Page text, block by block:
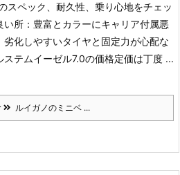
スペック、耐久性、乗り心地をチェッ
い所：豊富とカラーにキャリア付属悪
劣化しやすいタイヤと固定力が心配な
ステムイーゼル7.0の価格定価は丁度 ...
ルイガノのミニベ ...